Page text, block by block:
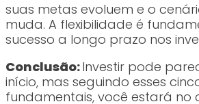
suas metas evoluem e o
muda. A flexibilidade é
sucesso a longo prazo nos
Conclusão:Investir pode
início, mas seguindo esses
fundamentais, você estará no